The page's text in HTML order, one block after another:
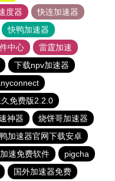
度器
快连加速器
快鸭加速器
中心
雷霆加速
下载npv加速器
免费版2.2.0
神器
烧饼哥加速器
加速器官网下载安卓
速免费软件
pigcha
国外加速器免费